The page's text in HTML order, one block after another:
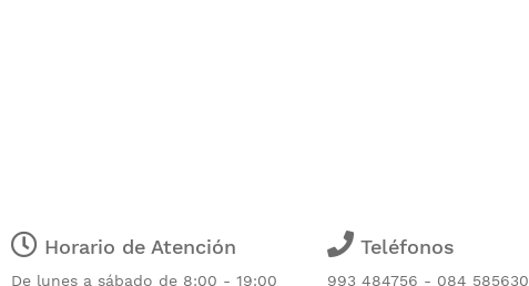
Horario de Atención
De lunes a sábado de 8:00 - 19:00
Teléfonos
993 484756 - 084 585630